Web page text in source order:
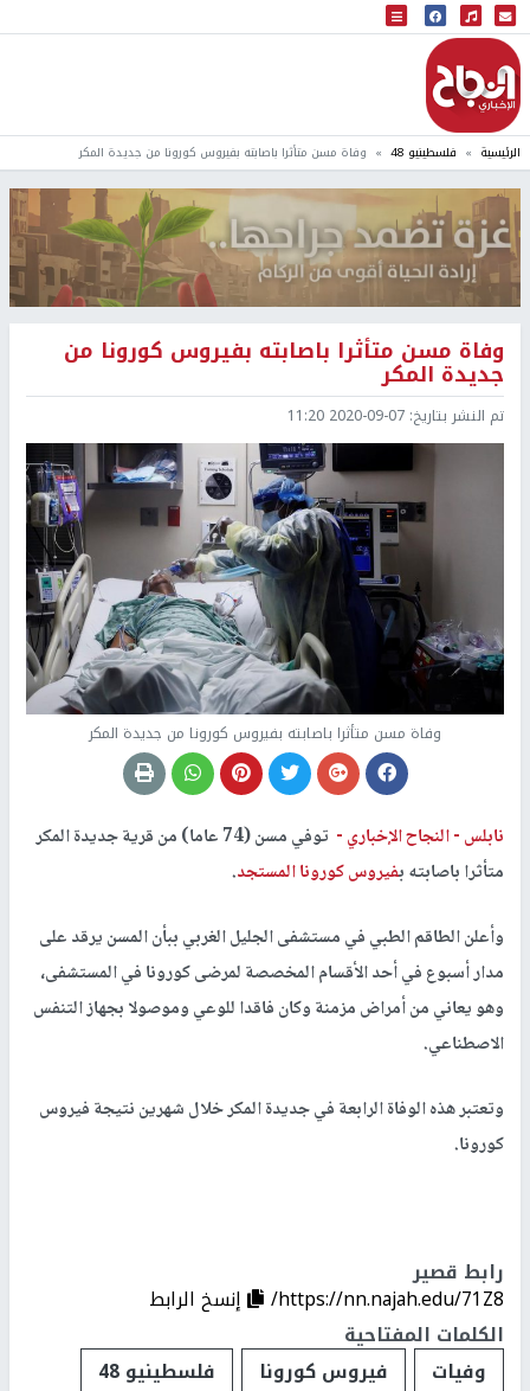
البث المباشر
إذاعة النجاح
الرئيسية فلسطينيو 48 وفاة مسن متأثرا باصابته بفيروس كورونا من جديدة المكر
وفاة مسن متأثرا باصابته بفيروس كورونا من
جديدة المكر
تم النشر بتاريخ: 2020-09-07 11:20
وفاة مسن متأثرا باصابته بفيروس كورونا من جديدة المكر
نابلس -النجاح الإخباري -
توفي مسن (74 عاما) من قرية جديدة المكر
متأثرا باصابته بفيروس كورونا المستجد.
وأعلن الطاقم الطبي في مستشفى الجليل الغربي ببأن المسن يرقد على
مدار أسبوع في أحد الأقسام المخصصة لمرضى كورونا في المستشفى،
وهو يعاني من أمراض مزمنة وكان فاقدا للوعي وموصولا بجهاز التنفس
الاصطناعي.
وتعتبر هذه الوفاة الرابعة في جديدة المكر خلال شهرين نتيجة فيروس
كورونا.
رابط قصير
https://nn.najah.edu/71Z8/
إنسخ الرابط
الكلمات المفتاحية
وفيات
فيروس كورونا فلسطينيو 48